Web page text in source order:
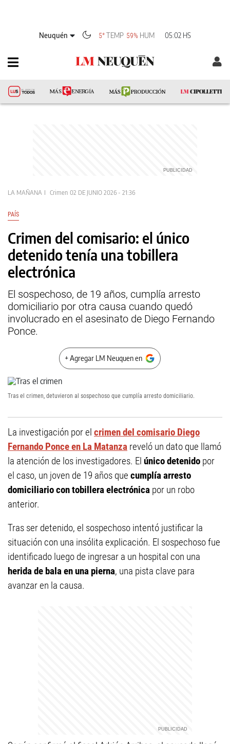
Neuquén 5° TEMP 59% HUM 05:02 HS
LA MAÑANA Crimen 02 DE JUNIO 2026 - 21:36
PAÍS
Crimen del comisario: el único
detenido tenía una tobillera
electrónica
El sospechoso, de 19 años, cumplía arresto
domiciliario por otra causa cuando quedó
involucrado en el asesinato de Diego Fernando
Ponce.
+ Agregar LM Neuquen en
Tras el crimen, detuvieron al sospechoso que cumplía arresto domiciliario.
La investigación por el crimen del comisario Diego
Fernando Ponce en La Matanza reveló un dato que llamó
la atención de los investigadores. El único detenido por
el caso, un joven de 19 años que cumplía arresto
domiciliario con tobillera electrónica por un robo
anterior.
Tras ser detenido, el sospechoso intentó justificar la
situación con una insólita explicación. El sospechoso fue
identificado luego de ingresar a un hospital con una
herida de bala en una pierna, una pista clave para
avanzar en la causa.